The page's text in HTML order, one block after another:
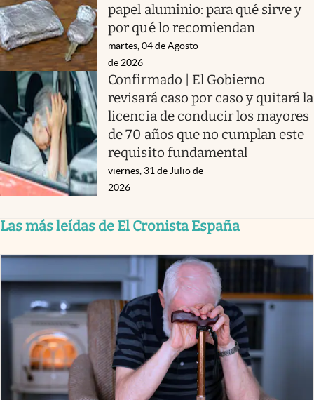
papel aluminio: para qué sirve y
por qué lo recomiendan
martes, 04 de Agosto
de 2026
Confirmado | El Gobierno
revisará caso por caso y quitará la
licencia de conducir los mayores
de 70 años que no cumplan este
requisito fundamental
viernes, 31 de Julio de
2026
Las más leídas de El Cronista España